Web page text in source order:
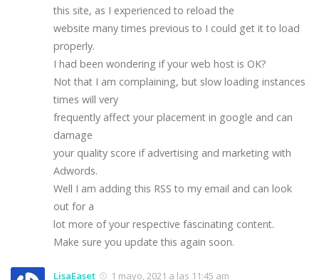
this site, as I experienced to reload the
website many times previous to I could get it to load
properly.
I had been wondering if your web host is OK?
Not that I am complaining, but slow loading instances
times will very
frequently affect your placement in google and can
damage
your quality score if advertising and marketing with
Adwords.
Well I am adding this RSS to my email and can look
out for a
lot more of your respective fascinating content.
Make sure you update this again soon.
LisaEaset 1 mayo, 2021 a las 11:45 am